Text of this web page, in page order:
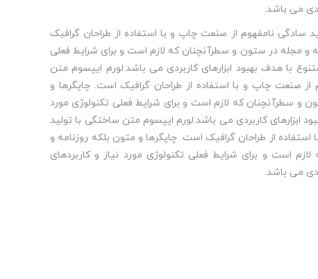
می باشد.
سادگی نامفهوم از صنعت چاپ و با استفاده از طراحان گرافیک
و مجله در ستون و سطرآنچنان که لازم است و برای شرایط فعلی
با هدف بهبود ابزارهای کاربردی می باشد.لورم ایپسوم متن
از صنعت چاپ و با استفاده از طراحان گرافیک است. چاپگرها و
و سطرآنچنان که لازم است و برای شرایط فعلی تکنولوژی مورد
ابزارهای کاربردی می باشد.لورم ایپسوم متن ساختگی با تولید
از طراحان گرافیک است. چاپگرها و متون بلکه روزنامه و
است و برای شرایط فعلی تکنولوژی مورد نیاز و کاربردهای
می باشد.